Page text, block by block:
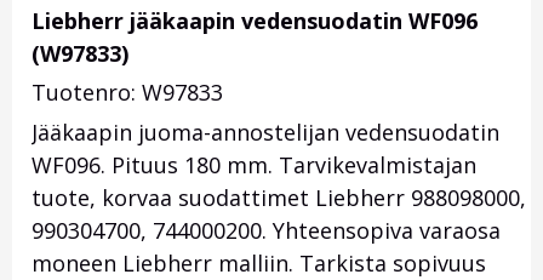
Liebherr jääkaapin vedensuodatin WF096
(W97833)
Tuotenro: W97833
Jääkaapin juoma-annostelijan vedensuodatin
WF096. Pituus 180 mm. Tarvikevalmistajan
tuote, korvaa suodattimet Liebherr 988098000,
990304700, 744000200. Yhteensopiva varaosa
moneen Liebherr malliin. Tarkista sopivuus